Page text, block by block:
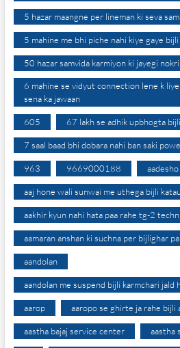
5 hazar maangne per lineman ki seva
5 mahine me bhi piche nahi kiye gaye bijli
50 hazar samvida karmiyon ki jayegi nokri
6 mahine se vidyut connection lene k
sena ka jawaan
605 67 lakh se adhik upbhogta
7 saal baad bhi dobara nahi ban saki
963 9669000188 aadesho
aaj hone wali sunwai me uthega bijli
aakhir kyun nahi hata paa rahe tg-2
aamaran anshan ki suchna per bijlighar
aandolan
aandolan me suspend bijli karmchari jald
aarop aaropo se ghirte ja rahe bijli
aastha bajaj service center aastha